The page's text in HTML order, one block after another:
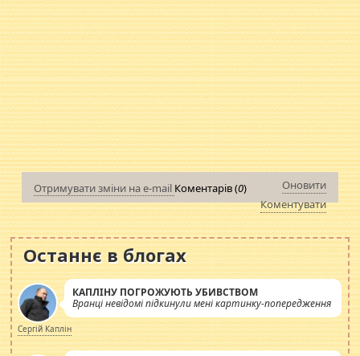
Отримувати зміни на e-mail Коментарів (0)
Оновити
Коментувати
Останнє в блогах
КАПЛІНУ ПОГРОЖУЮТЬ УБИВСТВОМ
Вранці невідомі підкинули мені картинку-попередження
Сергій Каплін